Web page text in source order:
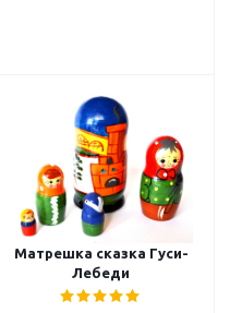
Матрешка сказка Гуси-
Лебеди